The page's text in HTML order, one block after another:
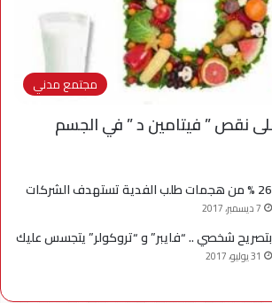
مجتمع مدني
26 % من هجمات طلب الفدية تستهدف الشركات
7 ديسمبر، 2017
بتصريح شخصي .. “فايبر” و “تروكولر” يتجسس عليك
31 يوليو، 2017